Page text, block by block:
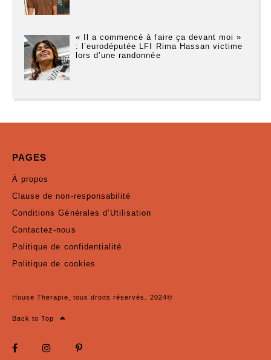
« Il a commencé à faire ça devant moi »
: l’eurodéputée LFI Rima Hassan victime
lors d’une randonnée
PAGES
À propos
Clause de non-responsabilité
Conditions Générales d’Utilisation
Contactez-nous
Politique de confidentialité
Politique de cookies
House Therapie, tous droits réservés. 2024©
Back to Top